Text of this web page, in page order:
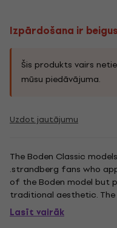
Izpārdošana ir
Šis produkts vairs
mūsu piedāvājuma.
Uzdot jautājumu
The Boden Classic
.strandberg fans who
of the Boden model but
traditional aesthetic. The
Black Rosewood fuses
innovation with time-
Lasīt vairāk